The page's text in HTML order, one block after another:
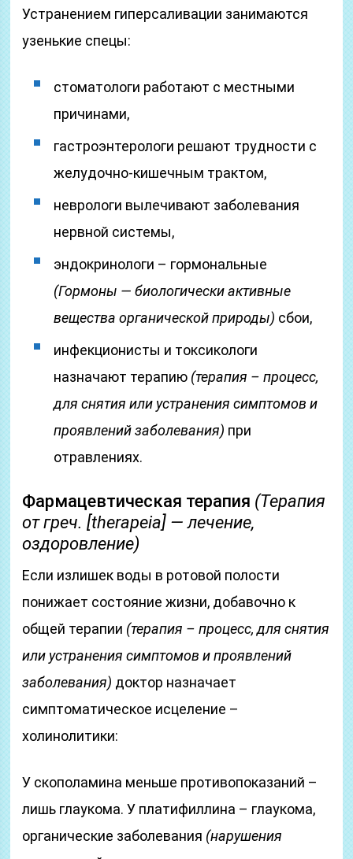
Устранением гиперсаливации занимаются
узенькие спецы:
стоматологи работают с местными
причинами,
гастроэнтерологи решают трудности с
желудочно-кишечным трактом,
неврологи вылечивают заболевания
нервной системы,
эндокринологи – гормональные
(Гормоны — биологически активные
вещества органической природы) сбои,
инфекционисты и токсикологи
назначают терапию (терапия – процесс,
для снятия или устранения симптомов и
проявлений заболевания) при
отравлениях.
Фармацевтическая терапия (Терапия
от греч. [therapeia] — лечение,
оздоровление)
Если излишек воды в ротовой полости
понижает состояние жизни, добавочно к
общей терапии (терапия – процесс, для снятия
или устранения симптомов и проявлений
заболевания) доктор назначает
симптоматическое исцеление –
холинолитики:
У скополамина меньше противопоказаний –
лишь глаукома. У платифиллина – глаукома,
органические заболевания (нарушения